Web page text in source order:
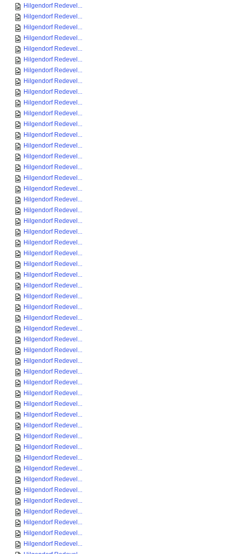
Hilgendorf Redevel...
Hilgendorf Redevel...
Hilgendorf Redevel...
Hilgendorf Redevel...
Hilgendorf Redevel...
Hilgendorf Redevel...
Hilgendorf Redevel...
Hilgendorf Redevel...
Hilgendorf Redevel...
Hilgendorf Redevel...
Hilgendorf Redevel...
Hilgendorf Redevel...
Hilgendorf Redevel...
Hilgendorf Redevel...
Hilgendorf Redevel...
Hilgendorf Redevel...
Hilgendorf Redevel...
Hilgendorf Redevel...
Hilgendorf Redevel...
Hilgendorf Redevel...
Hilgendorf Redevel...
Hilgendorf Redevel...
Hilgendorf Redevel...
Hilgendorf Redevel...
Hilgendorf Redevel...
Hilgendorf Redevel...
Hilgendorf Redevel...
Hilgendorf Redevel...
Hilgendorf Redevel...
Hilgendorf Redevel...
Hilgendorf Redevel...
Hilgendorf Redevel...
Hilgendorf Redevel...
Hilgendorf Redevel...
Hilgendorf Redevel...
Hilgendorf Redevel...
Hilgendorf Redevel...
Hilgendorf Redevel...
Hilgendorf Redevel...
Hilgendorf Redevel...
Hilgendorf Redevel...
Hilgendorf Redevel...
Hilgendorf Redevel...
Hilgendorf Redevel...
Hilgendorf Redevel...
Hilgendorf Redevel...
Hilgendorf Redevel...
Hilgendorf Redevel...
Hilgendorf Redevel...
Hilgendorf Redevel...
Hilgendorf Redevel...